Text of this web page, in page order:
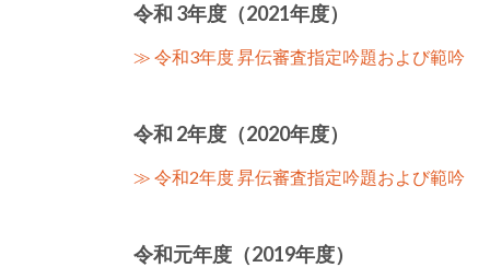
令和 3年度（2021年度）
≫ 令和3年度 昇伝審査指定吟題および範吟
令和 2年度（2020年度）
≫ 令和2年度 昇伝審査指定吟題および範吟
令和元年度（2019年度）